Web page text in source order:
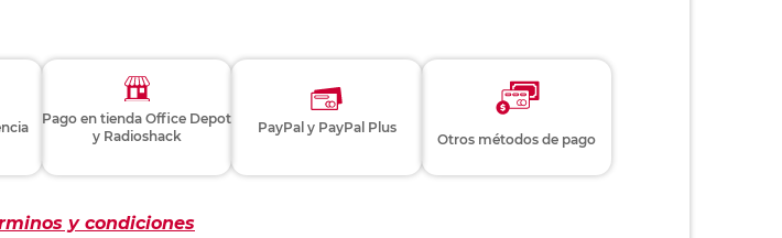
Pago en tienda Office Depot
y Radioshack
PayPal y PayPal Plus
Otros métodos de pago
y condiciones